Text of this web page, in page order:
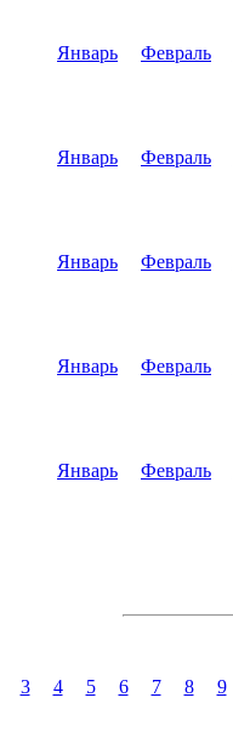
Январь Февраль
Январь Февраль
Январь Февраль
Январь Февраль
Январь Февраль
3 4 5 6 7 8 9